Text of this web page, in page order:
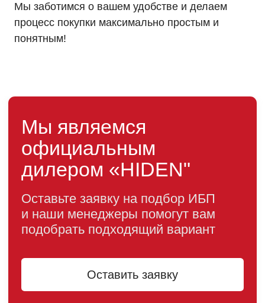
Мы заботимся о вашем удобстве и делаем
процесс покупки максимально простым и
понятным!